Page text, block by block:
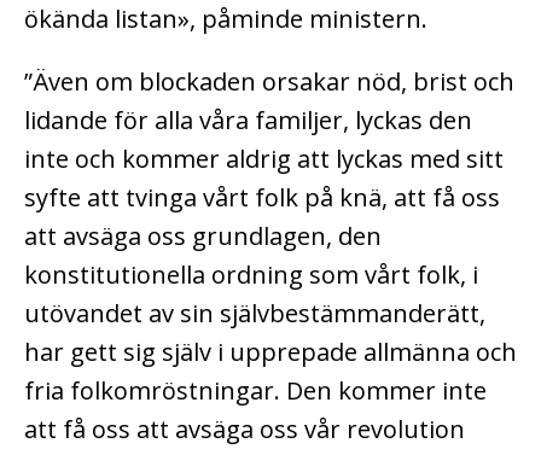
ökända listan», påminde ministern.
”Även om blockaden orsakar nöd, brist och
lidande för alla våra familjer, lyckas den
inte och kommer aldrig att lyckas med sitt
syfte att tvinga vårt folk på knä, att få oss
att avsäga oss grundlagen, den
konstitutionella ordning som vårt folk, i
utövandet av sin självbestämmanderätt,
har gett sig själv i upprepade allmänna och
fria folkomröstningar. Den kommer inte
att få oss att avsäga oss vår revolution